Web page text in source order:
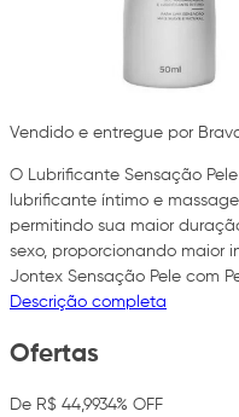
Vendido e entregue por
O Lubrificante Sensação
lubrificante íntimo e
permitindo sua maior
sexo, proporcionando maior
Jontex Sensação Pele com
Descrição completa
Ofertas
De R$ 44,9934% OFF